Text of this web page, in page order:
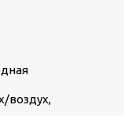
воздух,